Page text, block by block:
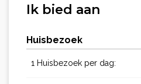
Ik bied aan
Huisbezoek
1 Huisbezoek per dag: